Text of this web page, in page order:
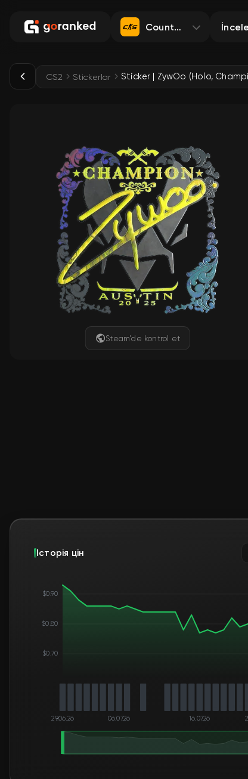
Counter-Strike 2
CS2 Stickerlar
Steam'de kontrol et
Історія цін
$0.70
$0.80
$0.90
29.06.26 06.07.26 16.07.26